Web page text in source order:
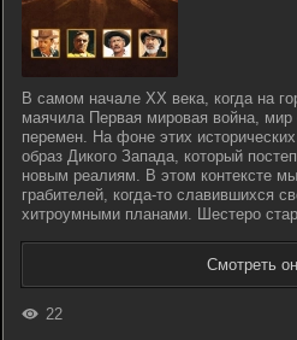
В самом начале XX века, когда на
маячила Первая мировая война, мир
перемен. На фоне этих
образ Дикого Запада, который
новым реалиям. В этом контексте
грабителей, когда-то славившихся
хитроумными планами. Шестеро
Смотреть
22